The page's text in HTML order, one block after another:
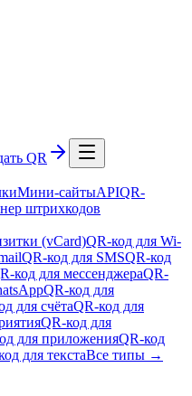
QR
Мини-сайтыAPIQR-
штрихкодов
(vCard)QR-код для Wi-
QR-код для SMSQR-код
код для мессенджераQR-
QR-код для
для счётаQR-код для
QR-код для
для приложенияQR-код
для текстаВсе типы →